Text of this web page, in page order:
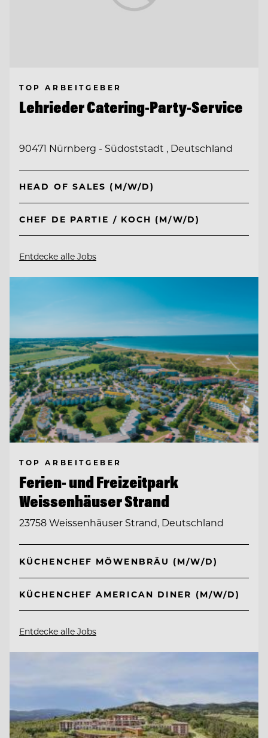
TOP ARBEITGEBER
Lehrieder Catering-Party-Service
90471 Nürnberg - Südoststadt , Deutschland
HEAD OF SALES (M/W/D)
CHEF DE PARTIE / KOCH (M/W/D)
Entdecke alle Jobs
TOP ARBEITGEBER
Ferien- und Freizeitpark
Weissenhäuser Strand
23758 Weissenhäuser Strand, Deutschland
KÜCHENCHEF MÖWENBRÄU (M/W/D)
KÜCHENCHEF AMERICAN DINER (M/W/D)
Entdecke alle Jobs